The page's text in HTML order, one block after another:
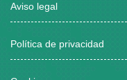
Aviso legal
Política de privacidad